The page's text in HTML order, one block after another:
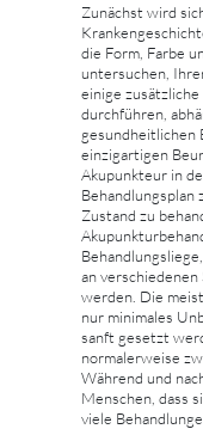
Zunächst wird
die Form, Farbe
untersuchen,
einige
durchführen,
gesundheitlichen
einzigartigen
Akupunkteur in
Behandlungsplan
Zustand zu
an
werden. Die
nur minimales
sanft gesetzt
normalerweise
Während und
Menschen, dass
viele